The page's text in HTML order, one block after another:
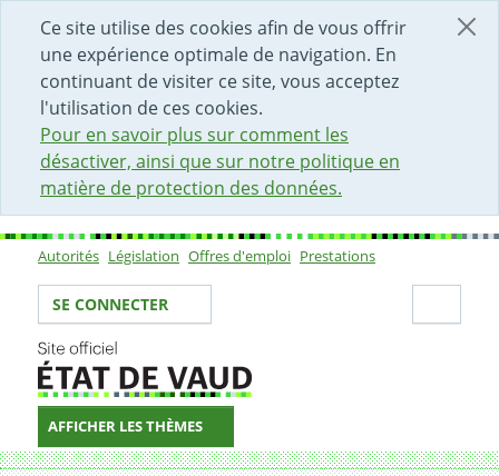
Ce site utilise des cookies afin de vous offrir
une expérience optimale de navigation. En
continuant de visiter ce site, vous acceptez
l'utilisation de ces cookies.
Pour en savoir plus sur comment les
désactiver, ainsi que sur notre politique en
matière de protection des données.
DÉBUT DU CONTENU DE LA PAGE
ACCÈS AU CHAMP DE RECHERCHE
PAGE D'ACCUEIL
FORMULAIRE DE CONTACT
Sous-navigation
Autorités Législation Offres d'emploi Prestations
Votre identité
SE CONNECTER
AFFICHER LES THÈMES